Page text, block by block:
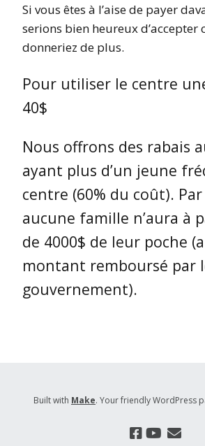
Si vous êtes à l’aise de payer
serions bien heureux d’accepter
donneriez de plus.
Pour utiliser le centre
40$
Nous offrons des rabais
ayant plus d’un jeune
centre (60% du coût).
aucune famille n’aura à
de 4000$ de leur poche
montant remboursé par
gouvernement).
Built with Make. Your friendly WordPress